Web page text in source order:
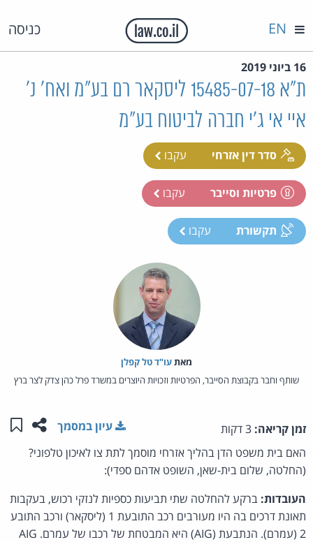
כניסה EN
16 ביוני 2019
ת"א 15485-07-18 ליסקאר רם בע"מ ואח' נ'
איי אי ג'י חברה לביטוח בע"מ
סדר דין אזרחי עקבו
פרטיות וסייבר עקבו
תקשורת עקבו
מאת‏עו"ד טל קפלן
שותף וחבר בקבוצת הסייבר, הפרטיות וזכויות היוצרים במשרד פרל כהן צדק לצר ברץ
זמן קריאה: שתפו
עיון במסמך
האם בית משפט הדן בהליך אזרחי מוסמך לתת צו לאיכון טלפוני?
(החלטה, שלום בית-שאן, השופט אדהם ספדי):
העובדות: ברקע להחלטה שתי תביעות כספיות לנזקי רכוש, בעקבות
תאונת דרכים בה היו מעורבים רכב התובעת 1 (ליסקאר) ורכב התובע
2 (עמרם). הנתבעת (AIG) היא המבטחת של רכבו של עמרם. AIG